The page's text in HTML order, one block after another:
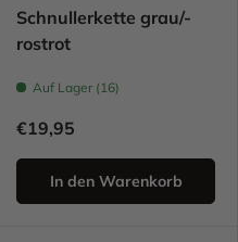
Schnullerkette grau/-
rostrot
Auf Lager (16)
€19,95
In den Warenkorb